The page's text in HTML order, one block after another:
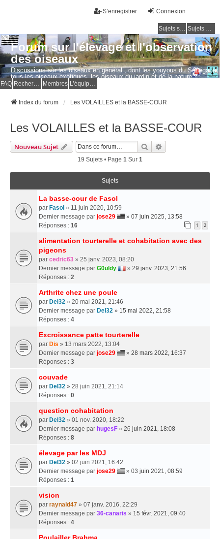
Connexion
S’enregistrer
Sujets sans réponse Sujets actifs
Forum sur l'élevage et l'observation
des oiseaux
Discussions sur les oiseaux en général , dont les youyous du Sénégal et
tous les oiseaux exotiques, les oiseaux du jardin et de la nature.
Questions, photos, expériences.
FAQ Membres
Index du forum Les VOLAILLES et la BASSE-COUR
Les VOLAILLES et la BASSE-COUR
Nouveau Sujet Rechercher
19 Sujets • Page 1 Sur 1
Sujets
La basse-cour de Fasol
par Fasol » 11 juin 2020, 10:59
Dernier message par jose29 » 07 juin 2025, 13:58
Réponses : 16 1 2
alimentation tourterelle et cohabitation avec des
pigeons
par cedric63 » 25 janv. 2023, 08:20
Dernier message par G0uldy » 29 janv. 2023, 21:56
Réponses : 2
Arthrite chez une poule
par Del32 » 20 mai 2021, 21:46
Dernier message par Del32 » 15 mai 2022, 21:58
Réponses : 4
Excroissance patte tourterelle
par Dis » 13 mars 2022, 13:04
Dernier message par jose29 » 28 mars 2022, 16:37
Réponses : 3
couvade
par Del32 » 28 juin 2021, 21:14
Réponses : 0
question cohabitation
par Del32 » 01 nov. 2020, 18:22
Dernier message par hugesF » 26 juin 2021, 18:08
Réponses : 8
élevage par les MDJ
par Del32 » 02 juin 2021, 16:42
Dernier message par jose29 » 03 juin 2021, 08:59
Réponses : 1
vision
par raynald47 » 07 janv. 2016, 22:29
Dernier message par 36-canaris » 15 févr. 2021, 09:40
Réponses : 4
Poulailler Brahma